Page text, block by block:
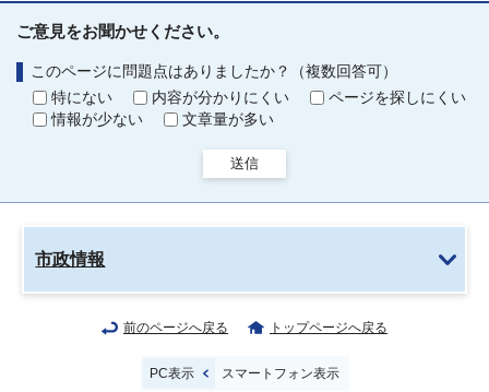
ご意見をお聞かせください。
このページに問題点はありましたか？（複数回答可）
特にない
内容が分かりにくい
ページを探しにくい
情報が少ない
文章量が多い
送信
市政情報
前のページへ戻る トップページへ戻る
PC表示 スマートフォン表示